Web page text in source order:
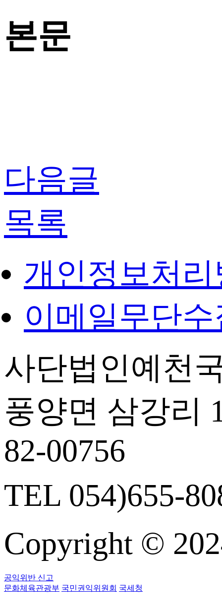
본문
다음글
목록
개인정보처
이메일무단
사단법인예천
풍양면 삼강리
82-00756
TEL 054)655-
Copyright ©
공익위반 신고
문화체육관광부 국민권익위원회 국세청